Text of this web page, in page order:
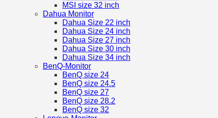
MSI size 32 inch
Dahua Monitor
Dahua Size 22 inch
Dahua Size 24 inch
Dahua Size 27 inch
Dahua Size 30 inch
Dahua Size 34 inch
BenQ-Monitor
BenQ size 24
BenQ size 24.5
BenQ size 27
BenQ size 28.2
BenQ size 32